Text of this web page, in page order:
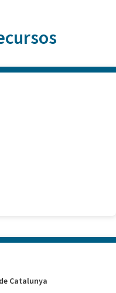
Catalunya